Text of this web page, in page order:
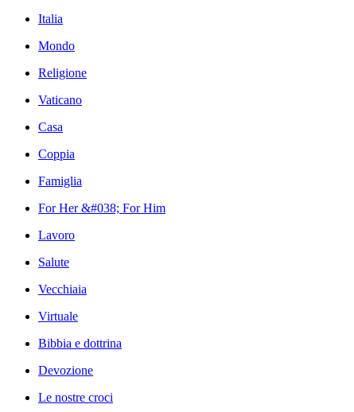
Italia
Mondo
Religione
Vaticano
Casa
Coppia
Famiglia
For Her &#038; For Him
Lavoro
Salute
Vecchiaia
Virtuale
Bibbia e dottrina
Devozione
Le nostre croci